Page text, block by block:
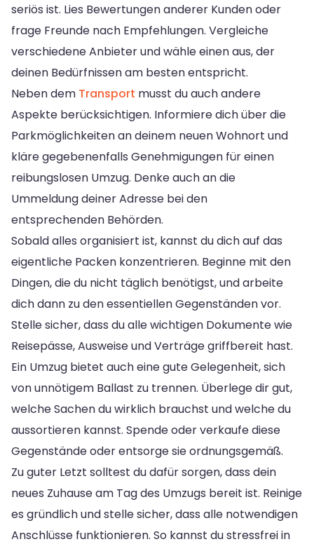
seriös ist. Lies Bewertungen anderer Kunden oder
frage Freunde nach Empfehlungen. Vergleiche
verschiedene Anbieter und wähle einen aus, der
deinen Bedürfnissen am besten entspricht.
Neben dem Transport musst du auch andere
Aspekte berücksichtigen. Informiere dich über die
Parkmöglichkeiten an deinem neuen Wohnort und
kläre gegebenenfalls Genehmigungen für einen
reibungslosen Umzug. Denke auch an die
Ummeldung deiner Adresse bei den
entsprechenden Behörden.
Sobald alles organisiert ist, kannst du dich auf das
eigentliche Packen konzentrieren. Beginne mit den
Dingen, die du nicht täglich benötigst, und arbeite
dich dann zu den essentiellen Gegenständen vor.
Stelle sicher, dass du alle wichtigen Dokumente wie
Reisepässe, Ausweise und Verträge griffbereit hast.
Ein Umzug bietet auch eine gute Gelegenheit, sich
von unnötigem Ballast zu trennen. Überlege dir gut,
welche Sachen du wirklich brauchst und welche du
aussortieren kannst. Spende oder verkaufe diese
Gegenstände oder entsorge sie ordnungsgemäß.
Zu guter Letzt solltest du dafür sorgen, dass dein
neues Zuhause am Tag des Umzugs bereit ist. Reinige
es gründlich und stelle sicher, dass alle notwendigen
Anschlüsse funktionieren. So kannst du stressfrei in